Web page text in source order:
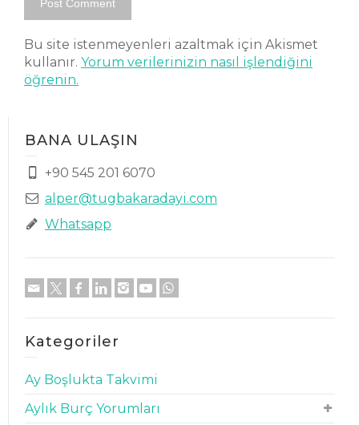
Bu site istenmeyenleri azaltmak için Akismet
kullanır. Yorum verilerinizin nasıl işlendiğini
öğrenin.
BANA ULAŞIN
+90 545 201 6070
alper@tugbakaradayi.com
Whatsapp
Kategoriler
Ay Boşlukta Takvimi
Aylık Burç Yorumları